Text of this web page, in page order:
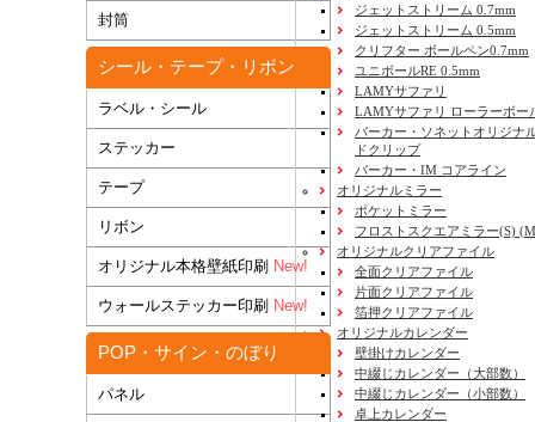
封筒
シール・テープ・リボン
ラベル・シール
ステッカー
テープ
リボン
オリジナル本格壁紙印刷 New!
ウォールステッカー印刷 New!
POP・サイン・のぼり
パネル
ジェットストリーム 0.7mm
ジェットストリーム 0.5mm
クリフター ボールペン0.7mm
ユニボールRE 0.5mm
LAMYサファリ
LAMYサファリ ローラーボー
パーカー・ソネットオリジナ
ドクリップ
パーカー・IM コアライン
オリジナルミラー
ポケットミラー
フロストスクエアミラー(S)
オリジナルクリアファイル
全面クリアファイル
片面クリアファイル
箔押クリアファイル
オリジナルカレンダー
壁掛けカレンダー
中綴じカレンダー（大部数）
中綴じカレンダー（小部数）
卓上カレンダー